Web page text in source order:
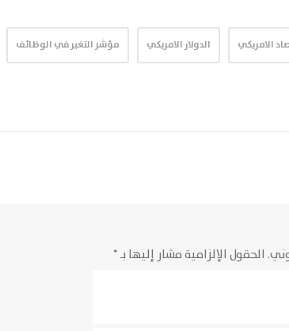
الامريكي الدولار الامريكي مؤشر التغير في الوظائف
الحقول الإلزامية مشار إليها بـ*